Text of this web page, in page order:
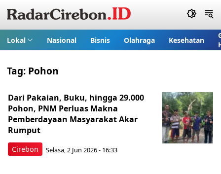
Lokal Nasional Bisnis Olahraga Kesehatan
Tag: Pohon
Cirebon
Dari Pakaian, Buku, hingga 29.000
Pohon, PNM Perluas Makna
Pemberdayaan Masyarakat Akar
Rumput
Selasa, 2 Jun 2026 - 16:33